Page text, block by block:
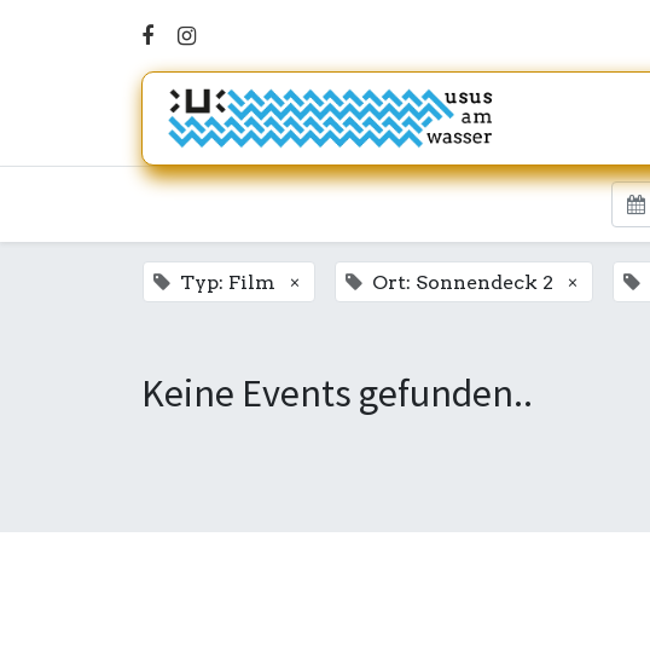
Typ: Film × Ort: Sonnendeck 2 ×
Keine Events gefunden..